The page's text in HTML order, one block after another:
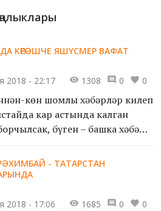
КӨРӘШЧЕ ЯШҮСМЕР ВАФАТ
2018 - 22:17 1308 0 0
көн шомлы хәбәрләр килеп
кар астында калган
бүген – башка хәбәр.
- ТАТАРСТАН
2018 - 17:06 1685 0 0